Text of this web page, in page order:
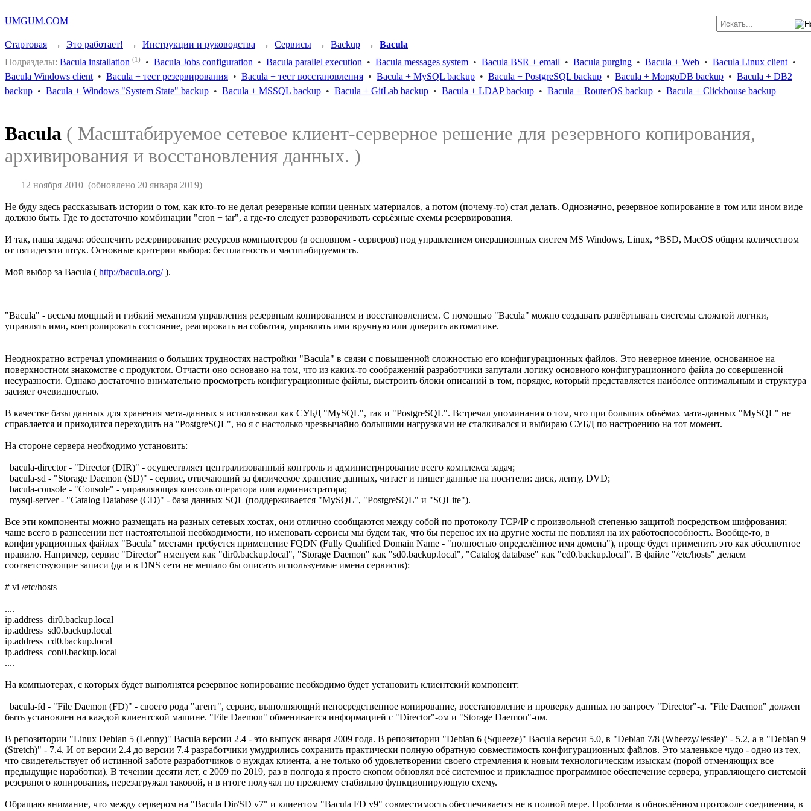
UMGUM.COM
Стартовая → Это работает! → Инструкции и руководства → Сервисы → Backup → Bacula
Подразделы: Bacula installation (1) • Bacula Jobs configuration • Bacula parallel execution • Bacula messages system • Bacula BSR + email • Bacula purging • Bacula + Web • Bacula Linux client •
Bacula Windows client • Bacula + тест резервирования • Bacula + тест восстановления • Bacula + MySQL backup • Bacula + PostgreSQL backup • Bacula + MongoDB backup • Bacula + DB2
backup • Bacula + Windows "System State" backup • Bacula + MSSQL backup • Bacula + GitLab backup • Bacula + LDAP backup • Bacula + RouterOS backup • Bacula + Clickhouse backup
Bacula ( Масштабируемое сетевое клиент-серверное решение для резервного копирования,
архивирования и восстановления данных. )
12 ноября 2010(обновлено 20 января 2019)
Не буду здесь рассказывать истории о том, как кто-то не делал резервные копии ценных материалов, а потом (почему-то) стал делать. Однозначно, резервное копирование в том или ином виде
должно быть. Где то достаточно комбинации "cron + tar", а где-то следует разворачивать серьёзные схемы резервирования.
И так, наша задача: обеспечить резервирование ресурсов компьютеров (в основном - серверов) под управлением операционных систем MS Windows, Linux, *BSD, MacOS общим количеством
от пятидесяти штук. Основные критерии выбора: бесплатность и масштабируемость.
Мой выбор за Bacula ( http://bacula.org/).
"Bacula" - весьма мощный и гибкий механизм управления резервным копированием и восстановлением. С помощью "Bacula" можно создавать развёртывать системы сложной логики,
управлять ими, контролировать состояние, реагировать на события, управлять ими вручную или доверить автоматике.
Неоднократно встречал упоминания о больших трудностях настройки "Bacula" в связи с повышенной сложностью его конфигурационных файлов. Это неверное мнение, основанное на
поверхностном знакомстве с продуктом. Отчасти оно основано на том, что из каких-то соображений разработчики запутали логику основного конфигурационного файла до совершенной
несуразности. Однако достаточно внимательно просмотреть конфигурационные файлы, выстроить блоки описаний в том, порядке, который представляется наиболее оптимальным и структура
засияет очевидностью.
В качестве базы данных для хранения мета-данных я использовал как СУБД "MySQL", так и "PostgreSQL". Встречал упоминания о том, что при больших объёмах мата-данных "MySQL" не
справляется и приходится переходить на "PostgreSQL", но я с настолько чрезвычайно большими нагрузками не сталкивался и выбираю СУБД по настроению на тот момент.
На стороне сервера необходимо установить:
bacula-director - "Director (DIR)" - осуществляет централизованный контроль и администрирование всего комплекса задач;
bacula-sd - "Storage Daemon (SD)" - сервис, отвечающий за физическое хранение данных, читает и пишет данные на носители: диск, ленту, DVD;
bacula-console - "Console" - управляющая консоль оператора или администратора;
mysql-server - "Catalog Database (CD)" - база данных SQL (поддерживается "MySQL", "PostgreSQL" и "SQLite").
Все эти компоненты можно размещать на разных сетевых хостах, они отлично сообщаются между собой по протоколу TCP/IP с произвольной степенью защитой посредством шифрования;
чаще всего в разнесении нет настоятельной необходимости, но именовать сервисы мы будем так, что бы перенос их на другие хосты не повлиял на их работоспособность. Вообще-то, в
конфигурационных файлах "Bacula" местами требуется применение FQDN (Fully Qualified Domain Name - "полностью определённое имя домена"), проще будет применить это как абсолютное
правило. Например, сервис "Director" именуем как "dir0.backup.local", "Storage Daemon" как "sd0.backup.local", "Catalog database" как "cd0.backup.local". В файле "/etc/hosts" делаем
соответствующие записи (да и в DNS сети не мешало бы описать используемые имена сервисов):
# vi /etc/hosts
....
ip.address dir0.backup.local
ip.address sd0.backup.local
ip.address cd0.backup.local
ip.address con0.backup.local
....
На компьютерах, с которых будет выполнятся резервное копирование необходимо будет установить клиентский компонент:
bacula-fd - "File Daemon (FD)" - своего рода "агент", сервис, выполняющий непосредственное копирование, восстановление и проверку данных по запросу "Director"-а. "File Daemon" должен
быть установлен на каждой клиентской машине. "File Daemon" обменивается информацией с "Director"-ом и "Storage Daemon"-ом.
В репозитории "Linux Debian 5 (Lenny)" Bacula версии 2.4 - это выпуск января 2009 года. В репозитории "Debian 6 (Squeeze)" Bacula версии 5.0, в "Debian 7/8 (Wheezy/Jessie)" - 5.2, а в "Debian 9
(Stretch)" - 7.4. И от версии 2.4 до версии 7.4 разработчики умудрились сохранить практически полную обратную совместимость конфигурационных файлов. Это маленькое чудо - одно из тех,
что свидетельствует об истинной заботе разработчиков о нуждах клиента, а не только об удовлетворении своего стремления к новым технологическим изыскам (порой отменяющих все
предыдущие наработки). В течении десяти лет, с 2009 по 2019, раз в полгода я просто скопом обновлял всё системное и прикладное программное обеспечение сервера, управляющего системой
резервного копирования, перезагружал таковой, и в итоге получал по прежнему стабильно функционирующую схему.
Обращаю внимание, что между сервером на "Bacula Dir/SD v7" и клиентом "Bacula FD v9" совместимость обеспечивается не в полной мере. Проблема в обновлённом протоколе соединения, в